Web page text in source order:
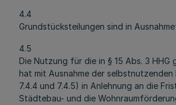
4.4
Grundstücksteilungen sind in
4.5
Die Nutzung für die in § 15 Abs. 3 HHG
hat mit Ausnahme der selbstnutzenden
7.4.4 und 7.4.5) in Anlehnung an die
Städtebau- und die